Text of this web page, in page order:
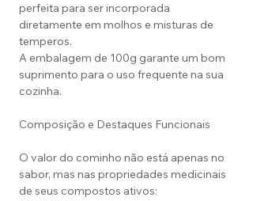
perfeita para ser incorporada
diretamente em molhos e misturas de
temperos.
A embalagem de 100g garante um bom
suprimento para o uso frequente na sua
cozinha.
Composição e Destaques Funcionais
O valor do cominho não está apenas no
sabor, mas nas propriedades medicinais
de seus compostos ativos: